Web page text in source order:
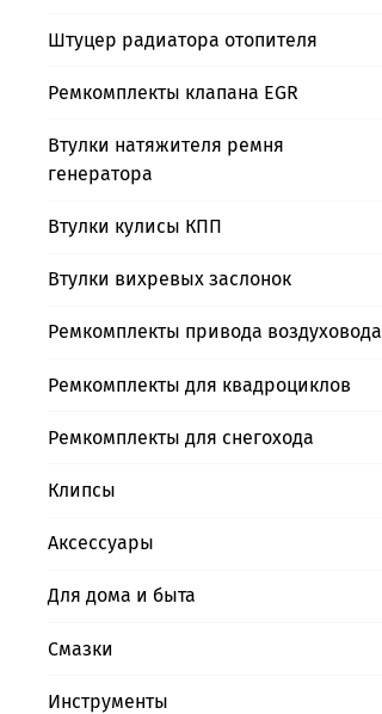
Штуцер радиатора отопителя
Ремкомплекты клапана EGR
Втулки натяжителя ремня
генератора
Втулки кулисы КПП
Втулки вихревых заслонок
Ремкомплекты привода воздуховода
Ремкомплекты для квадроциклов
Ремкомплекты для снегохода
Клипсы
Аксессуары
Для дома и быта
Смазки
Инструменты